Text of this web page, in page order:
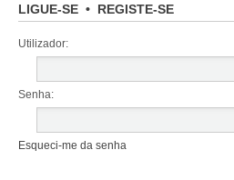
LIGUE-SE • REGISTE-SE
Utilizador:
Senha:
Esqueci-me da senha